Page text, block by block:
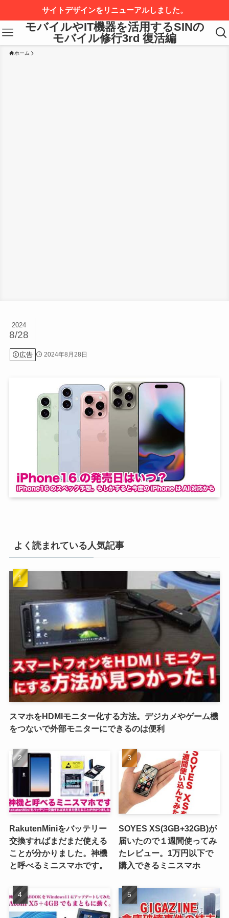
サイトデザインをリニューアルしました。
モバイルやIT機器を活用するSINの
モバイル修行3rd 復活編
ホーム
2024
8/28
広告 2024年8月28日
よく読まれている人気記事
スマホをHDMIモニター化する方法。デジカメやゲーム機
をつないで外部モニターにできるのは便利
RakutenMiniをバッテリー
交換すればまだまだ使える
ことが分かりました。神機
と呼べるミニスマホです。
SOYES XS(3GB+32GB)が
届いたので１週間使ってみ
たレビュー。1万円以下で
購入できるミニスマホ